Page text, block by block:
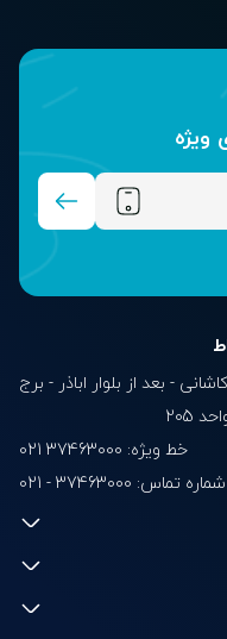
ویژه
- بعد از بلوار‌‌ اباذر - برج
205
خط ویژه: 37463000 021
شماره تماس: 021 - 37463000